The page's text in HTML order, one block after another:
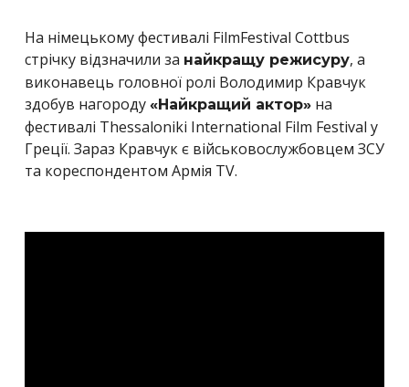
На німецькому фестивалі FilmFestival Cottbus
стрічку відзначили за найкращу режисуру, а
виконавець головної ролі Володимир Кравчук
здобув нагороду «Найкращий актор» на
фестивалі Thessaloniki International Film Festival у
Греції. Зараз Кравчук є військовослужбовцем ЗСУ
та кореспондентом Армія TV.